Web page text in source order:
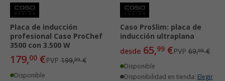
Placa de inducción
profesional Caso ProChef
3500 con 3.500 W
179,00 €PVP 199,99€
Disponible
Caso ProSlim: placa de
inducción ultraplana
desde 65,99 €PVP 69,99€
Disponible
Disponibilidad en tienda: Elegir